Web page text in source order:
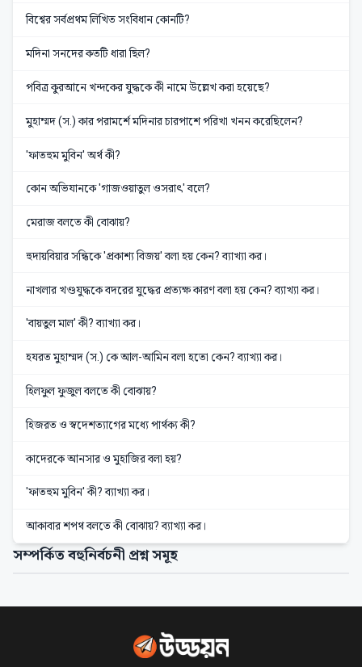
বিশ্বের সর্বপ্রথম লিখিত সংবিধান কোনটি?
মদিনা সনদের কতটি ধারা ছিল?
পবিত্র কুরআনে খন্দকের যুদ্ধকে কী নামে উল্লেখ করা হয়েছে?
মুহাম্মদ (স.) কার পরামর্শে মদিনার চারপাশে পরিখা খনন করেছিলেন?
'ফাতহুম মুবিন' অর্থ কী?
কোন অভিযানকে 'গাজওয়াতুল ওসরাৎ' বলে?
মেরাজ বলতে কী বোঝায়?
হুদায়বিয়ার সন্ধিকে 'প্রকাশ্য বিজয়' বলা হয় কেন? ব্যাখ্যা কর।
নাখলার খণ্ডযুদ্ধকে বদরের যুদ্ধের প্রত্যক্ষ কারণ বলা হয় কেন? ব্যাখ্যা কর।
'বায়তুল মাল' কী? ব্যাখ্যা কর।
হযরত মুহাম্মদ (স.) কে আল-আমিন বলা হতো কেন? ব্যাখ্যা কর।
হিলফুল ফুজুল বলতে কী বোঝায়?
হিজরত ও স্বদেশত্যাগের মধ্যে পার্থক্য কী?
কাদেরকে আনসার ও মুহাজির বলা হয়?
'ফাতহুম মুবিন' কী? ব্যাখ্যা কর।
আকাবার শপথ বলতে কী বোঝায়? ব্যাখ্যা কর।
সম্পর্কিত বহুনির্বচনী প্রশ্ন সমূহ